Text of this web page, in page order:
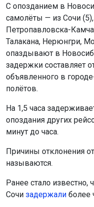
С опозданием в
самолёты — из Сочи
Петропавловска-
Талакана, Нерюнгри,
опаздывают в
задержки составляет
объявленного в
полётов.
На 1,5 часа
опоздания других
минут до часа.
Причины отклонения
называются.
Ранее стало
Сочи задержали более